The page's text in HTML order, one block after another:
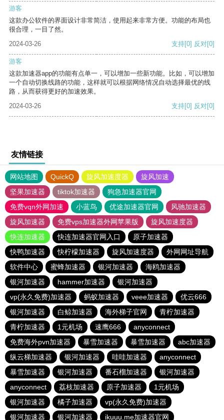
游客
这款办公软件的界面设计非常简洁，使用起来非常方便。功能的布局也
很合理，一目了然。
2024-03-26
支持[0] 反对[0]
游客
这款加速器app的功能有点单一，可以增加一些新功能。比如，可以增加
一个自动切换线路的功能，这样就可以根据网络情况自动选择最优的线
路，从而获得更好的加速效果。
2024-03-26
支持[0] 反对[0]
友情链接
网站地图 QuickQ 旋风加速度器
旋风加速
坚果加速器
tiktok加速器
狗急加速器官网
免费vqn外网加速
小蓝鸟 优途加速器官网
风驰加速器
旋风加速器
免费vps加速器外网苹果版
旋风加速度器
快连加速器
快连加速器官网入口
原子加速器
快鸭加速器
快柠檬加速器 旋风加速度器
外网网址导航
软件中心
蜜蜂加速器 银河加速器
海鸥加速器
银河加速器
hammer加速器
银河加速器
vp(永久免费)加速器
蚂蚁加速器 veee加速器
优云666
银河加速器
白鲸加速器 海外梯子官网
青柠加速器
青柠加速器
1元机场 速鹰666
anyconnect
免费海外pvn加速器
暴雪加速器 暴雪加速器
abc加速器
纵云梯加速器
银河加速器 哇哇加速器
anyconnect
暴雪加速器
银河加速器 番石榴加速器
银河加速器
anyconnect
荔枝加速器 原子加速器
1元机场
银河加速器
橘子加速器
vp(永久免费)加速器
银河加速器
银河加速器 ikuuu.me加速器官网